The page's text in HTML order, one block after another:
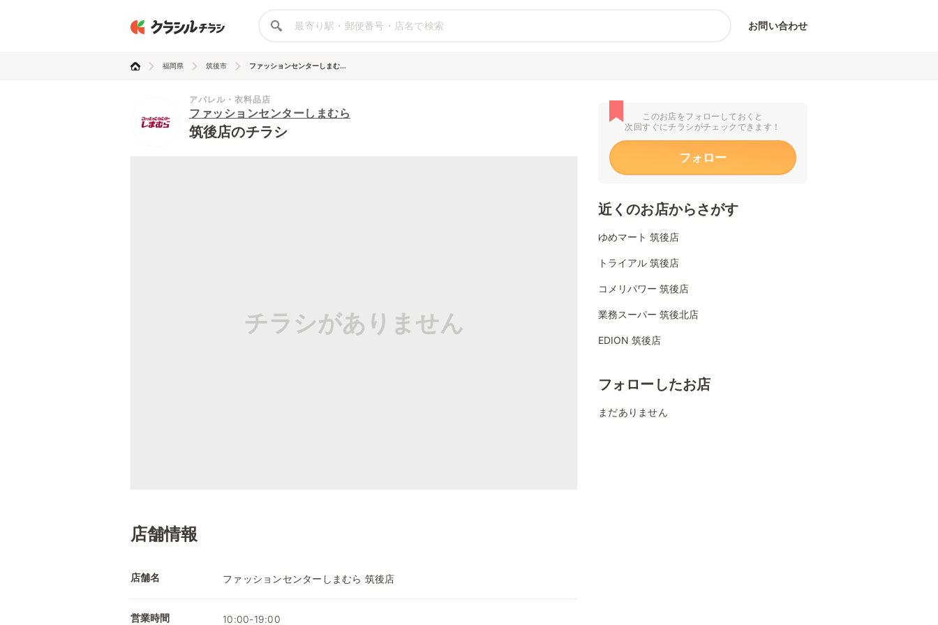
お問い合わせ
福岡県 筑後市 ファッションセンターしまむ...
アパレル・衣料品店
ファッションセンターしまむら
筑後店のチラシ
チラシがありません
店舗情報
店舗名 ファッションセンターしまむら 筑後店
営業時間 10:00-19:00
このお店をフォローしておくと
次回すぐにチラシがチェックできます！
フォロー
近くのお店からさがす
ゆめマート 筑後店
トライアル 筑後店
コメリパワー 筑後店
業務スーパー 筑後北店
EDION 筑後店
フォローしたお店
まだありません